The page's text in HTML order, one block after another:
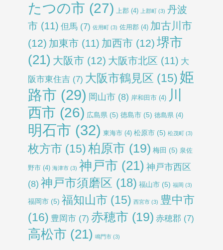
たつの市 (27) 上郡 (4) 上郡町 (3) 丹波
市 (11) 但馬 (7) 佐用町 (3) 佐用郡 (4) 加古川市
(12) 加東市 (11) 加西市 (12) 堺市
(21) 大阪市 (12) 大阪市北区 (11) 大
阪市東住吉 (7) 大阪市鶴見区 (15) 姫
路市 (29) 岡山市 (8) 岸和田市 (4) 川
西市 (26) 広島県 (5) 徳島市 (5) 徳島県 (4)
明石市 (32) 東海市 (4) 松原市 (5) 松茂町 (3)
枚方市 (15)柏原市 (19) 梅田 (5) 泉佐
野市 (4) 海津市 (3) 神戸市 (21) 神戸市西区
(8) 神戸市須磨区 (18) 福山市 (5) 福岡 (3)
福岡市 (5) 福知山市 (15) 西宮市 (3) 豊中市
(16) 豊岡市 (7) 赤穂市 (19) 赤穂郡 (7)
高松市 (21) 鳴門市 (3)